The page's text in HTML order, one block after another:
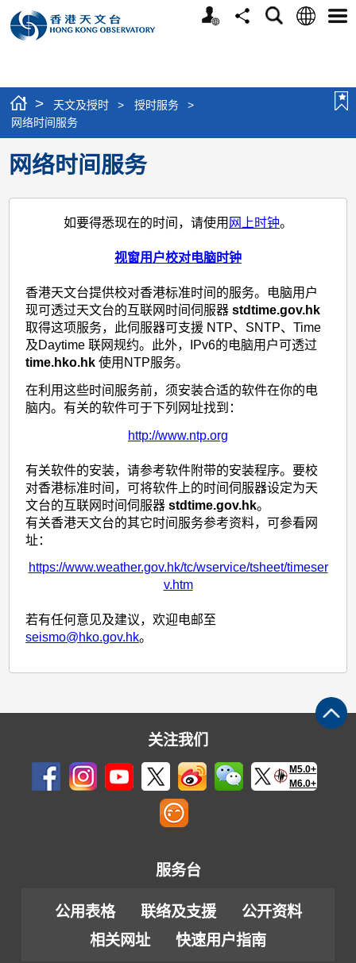
个
分
搜
语
选
> 天文及授时 > 授时服务
>
网络时间服务
网络时间服务
如要得悉现在的时间，请使用 网上时钟。
视窗用户校对电脑时钟
香港天文台提供校对香港标准时间的服务。电脑用户
现可透过天文台的互联网时间伺服器stdtime.gov.hk
取得这项服务，此伺服器可支援 NTP、SNTP、Time
及Daytime 联网规约。此外，IPv6的电脑用户可透过
time.hko.hk 使用NTP服务。
在利用这些时间服务前，须安装合适的软件在你的电
脑内。有关的软件可于下列网址找到：
http://www.ntp.org
有关软件的安装，请参考软件附带的安装程序。要校
对香港标准时间，可将软件上的时间伺服器设定为天
文台的互联网时间伺服器stdtime.gov.hk。
有关香港天文台的其它时间服务参考资料，可参看网
址：
https://www.weather.gov.hk/tc/wservice/tsheet/timeser
v.htm
若有任何意见及建议，欢迎电邮至
seismo@hko.gov.hk。
关注我们
M5.0+
M6.0+
服务台
公用表格 联络及支援
公开资料
相关网址
快速用户指南